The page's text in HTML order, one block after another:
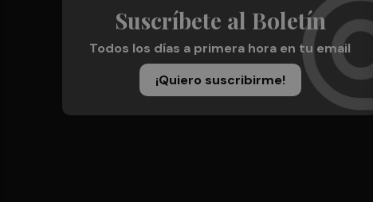
Suscríbete al Boletín
Todos los días a primera hora en tu email
¡Quiero suscribirme!